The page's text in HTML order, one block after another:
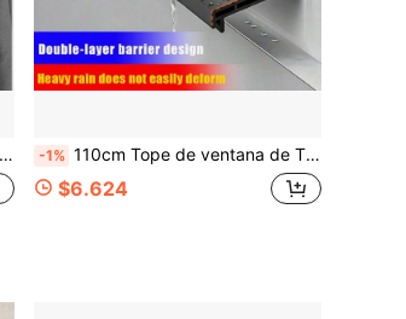
-1% 110cm Tope de ventana de TPE, solución universal a prueba de lluvia, tira de sellado de ventana, barrera de agua efectiva para paneles de ventana, prevención de infiltración de agua de lluvia, tira de sellado de espacio de ventana
$6.624